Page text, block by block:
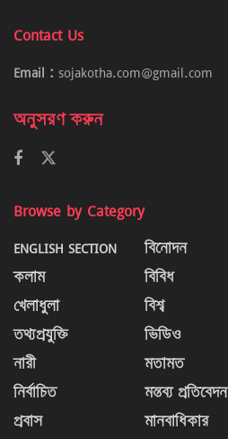
Contact Us
Email : sojakotha.com@gmail.com
অনুসরণ করুন
Browse by Category
ENGLISH SECTION
কলাম
খেলাধুলা
তথ্যপ্রযুক্তি
নারী
নির্বাচিত
প্রবাস
বিনোদন
বিবিধ
বিশ্ব
ভিডিও
মতামত
মন্তব্য প্রতিবেদন
মানবাধিকার